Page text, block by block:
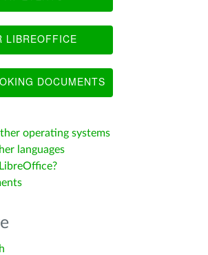
LIBREOFFICE
DOCUMENTS
operating systems
languages